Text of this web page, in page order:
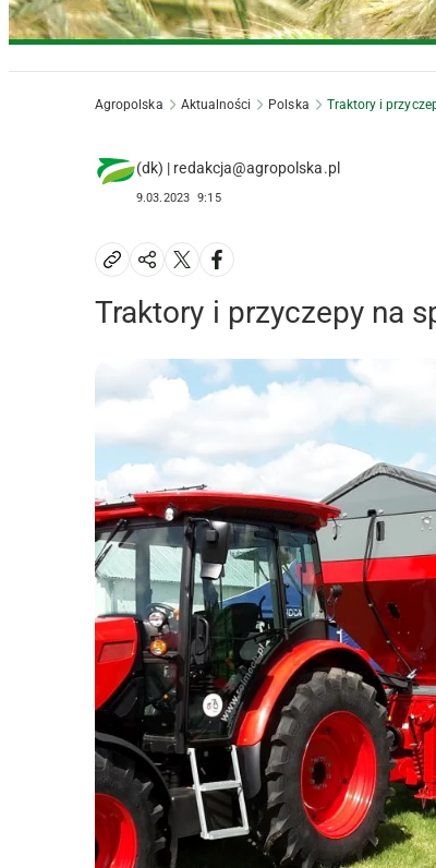
Agropolska Aktualności Polska Traktory i
(dk) | redakcja@agropolska.pl
9.03.2023 9:15
Traktory i przyczepy na